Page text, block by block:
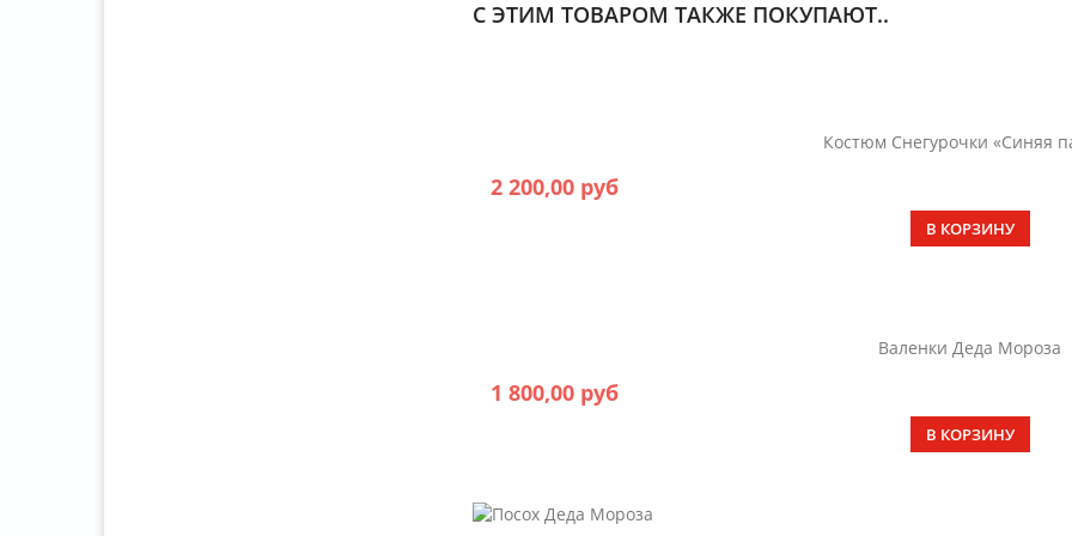
С ЭТИМ ТОВАРОМ ТАКЖЕ ПОКУПАЮТ..
Костюм Снегурочки «Синяя
2 200,00 руб
В КОРЗИНУ
Валенки Деда Мороза
1 800,00 руб
В КОРЗИНУ